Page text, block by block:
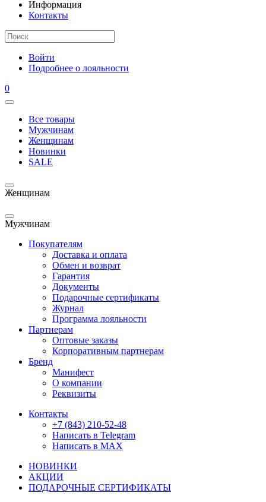
Информация
Контакты
Войти
Подробнее о лояльности
0
Все товары
Мужчинам
Женщинам
Новинки
SALE
Женщинам
Мужчинам
Покупателям
Доставка и оплата
Обмен и возврат
Гарантия
Документы
Подарочные сертификаты
Журнал
Программа лояльности
Партнерам
Оптовые заказы
Корпоративным партнерам
Бренд
Манифест
О компании
Реквизиты
Контакты
+7 (843) 210-52-48
Написать в Telegram
Написать в MAX
НОВИНКИ
АКЦИИ
ПОДАРОЧНЫЕ СЕРТИФИКАТЫ